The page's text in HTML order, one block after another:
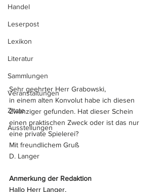
Handel
Leserpost
Lexikon
Literatur
Sammlungen
Veranstaltungen
Zitate
Ausstellungen
Sehr geehrter Herr Grabowski,
in einem alten Konvolut habe ich diesen
Zwanziger gefunden. Hat dieser Schein
einen praktischen Zweck oder ist das nur
eine private Spielerei?
Mit freundlichem Gruß
D. Langer
Anmerkung der Redaktion
Hallo Herr Langer,